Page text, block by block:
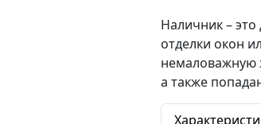
Наличник –
отделки окон
немаловажную
а также